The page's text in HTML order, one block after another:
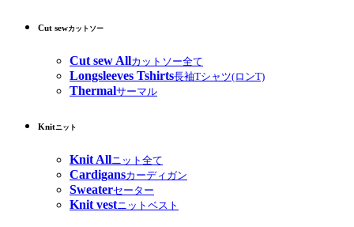
Cut sewカットソー
Cut sew Allカットソー全て
Longsleeves Tshirts長袖Tシャツ(ロンT)
Thermalサーマル
Knitニット
Knit Allニット全て
Cardigansカーディガン
Sweaterセーター
Knit vestニットベスト